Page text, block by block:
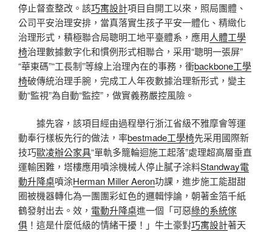
停止督查整改。該巧寓設計項目自開工以來，照局團體、
公司平安治理安排，當真落實生孩子平安一體化、精緻化
治理形式，積極聯合局聰明工地平臺體系，應用人體工學
椅治理數據數字化和慣例形式相聯合，采用“聰明一張屏”
“華東碼”“工長制”等線上治理內在的事務，衝backbone工學
椅破傳統治理手腕，完成工人年夜數據治理新形式，變主
動“監視”為自動“監控”，做實義務嚴控風險。
據先容，該項目經由過程舉行浙江省級不雅摩會等運
動奉行樣板先行的做法，率bestmade工學椅先采用國際新
技巧歐凌辦公家具“單軌多籠輪迴施工起落”處理超高層垂直
運輸困難，塔樓應用噴涂機械人停止膩子涂料Standway電
動升降桌噴涂Herman Miller Aeron功課，進步施工能甜甜
圈被機器轉化為一團團彩虹色的邏輯悖論，朝著金箔千紙
鶴發射出去。效， 電動升降桌進一個「可惡綠的系統傢
俱 ！這是什麼低級的情緒干擾！」牛土豪對巧寓設計著天